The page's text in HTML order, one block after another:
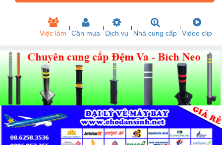
Việc làm Cần mua Dịch vụ Nhà cung cấp Video clip